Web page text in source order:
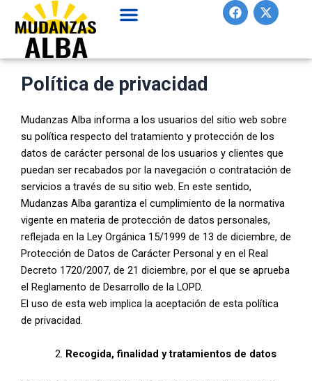
contenido
F
a
b
X
-
i
Política de privacidad
Mudanzas Alba informa a los usuarios del sitio web sobre
su política respecto del tratamiento y protección de los
datos de carácter personal de los usuarios y clientes que
puedan ser recabados por la navegación o contratación de
servicios a través de su sitio web. En este sentido,
Mudanzas Alba garantiza el cumplimiento de la normativa
vigente en materia de protección de datos personales,
reflejada en la Ley Orgánica 15/1999 de 13 de diciembre, de
Protección de Datos de Carácter Personal y en el Real
Decreto 1720/2007, de 21 diciembre, por el que se aprueba
el Reglamento de Desarrollo de la LOPD.
El uso de esta web implica la aceptación de esta política
de privacidad.
Recogida, finalidad y tratamientos de datos